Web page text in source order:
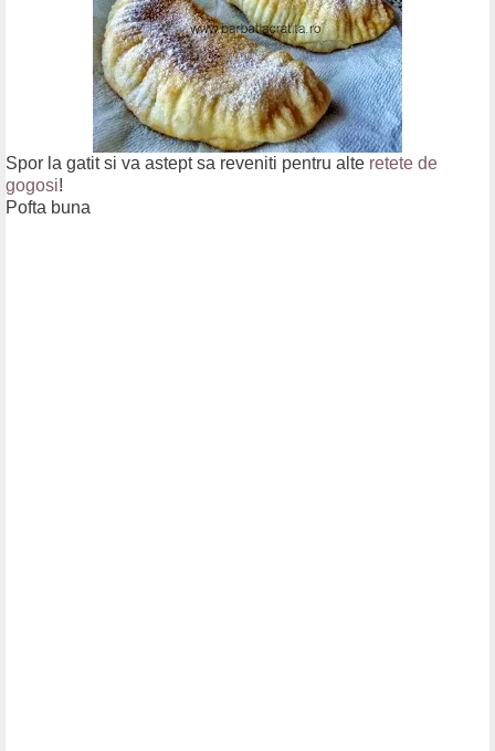
Spor la gatit si va astept sa reveniti pentru alte retete de
gogosi!
Pofta buna